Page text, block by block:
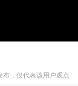
布，仅代表该用户观点